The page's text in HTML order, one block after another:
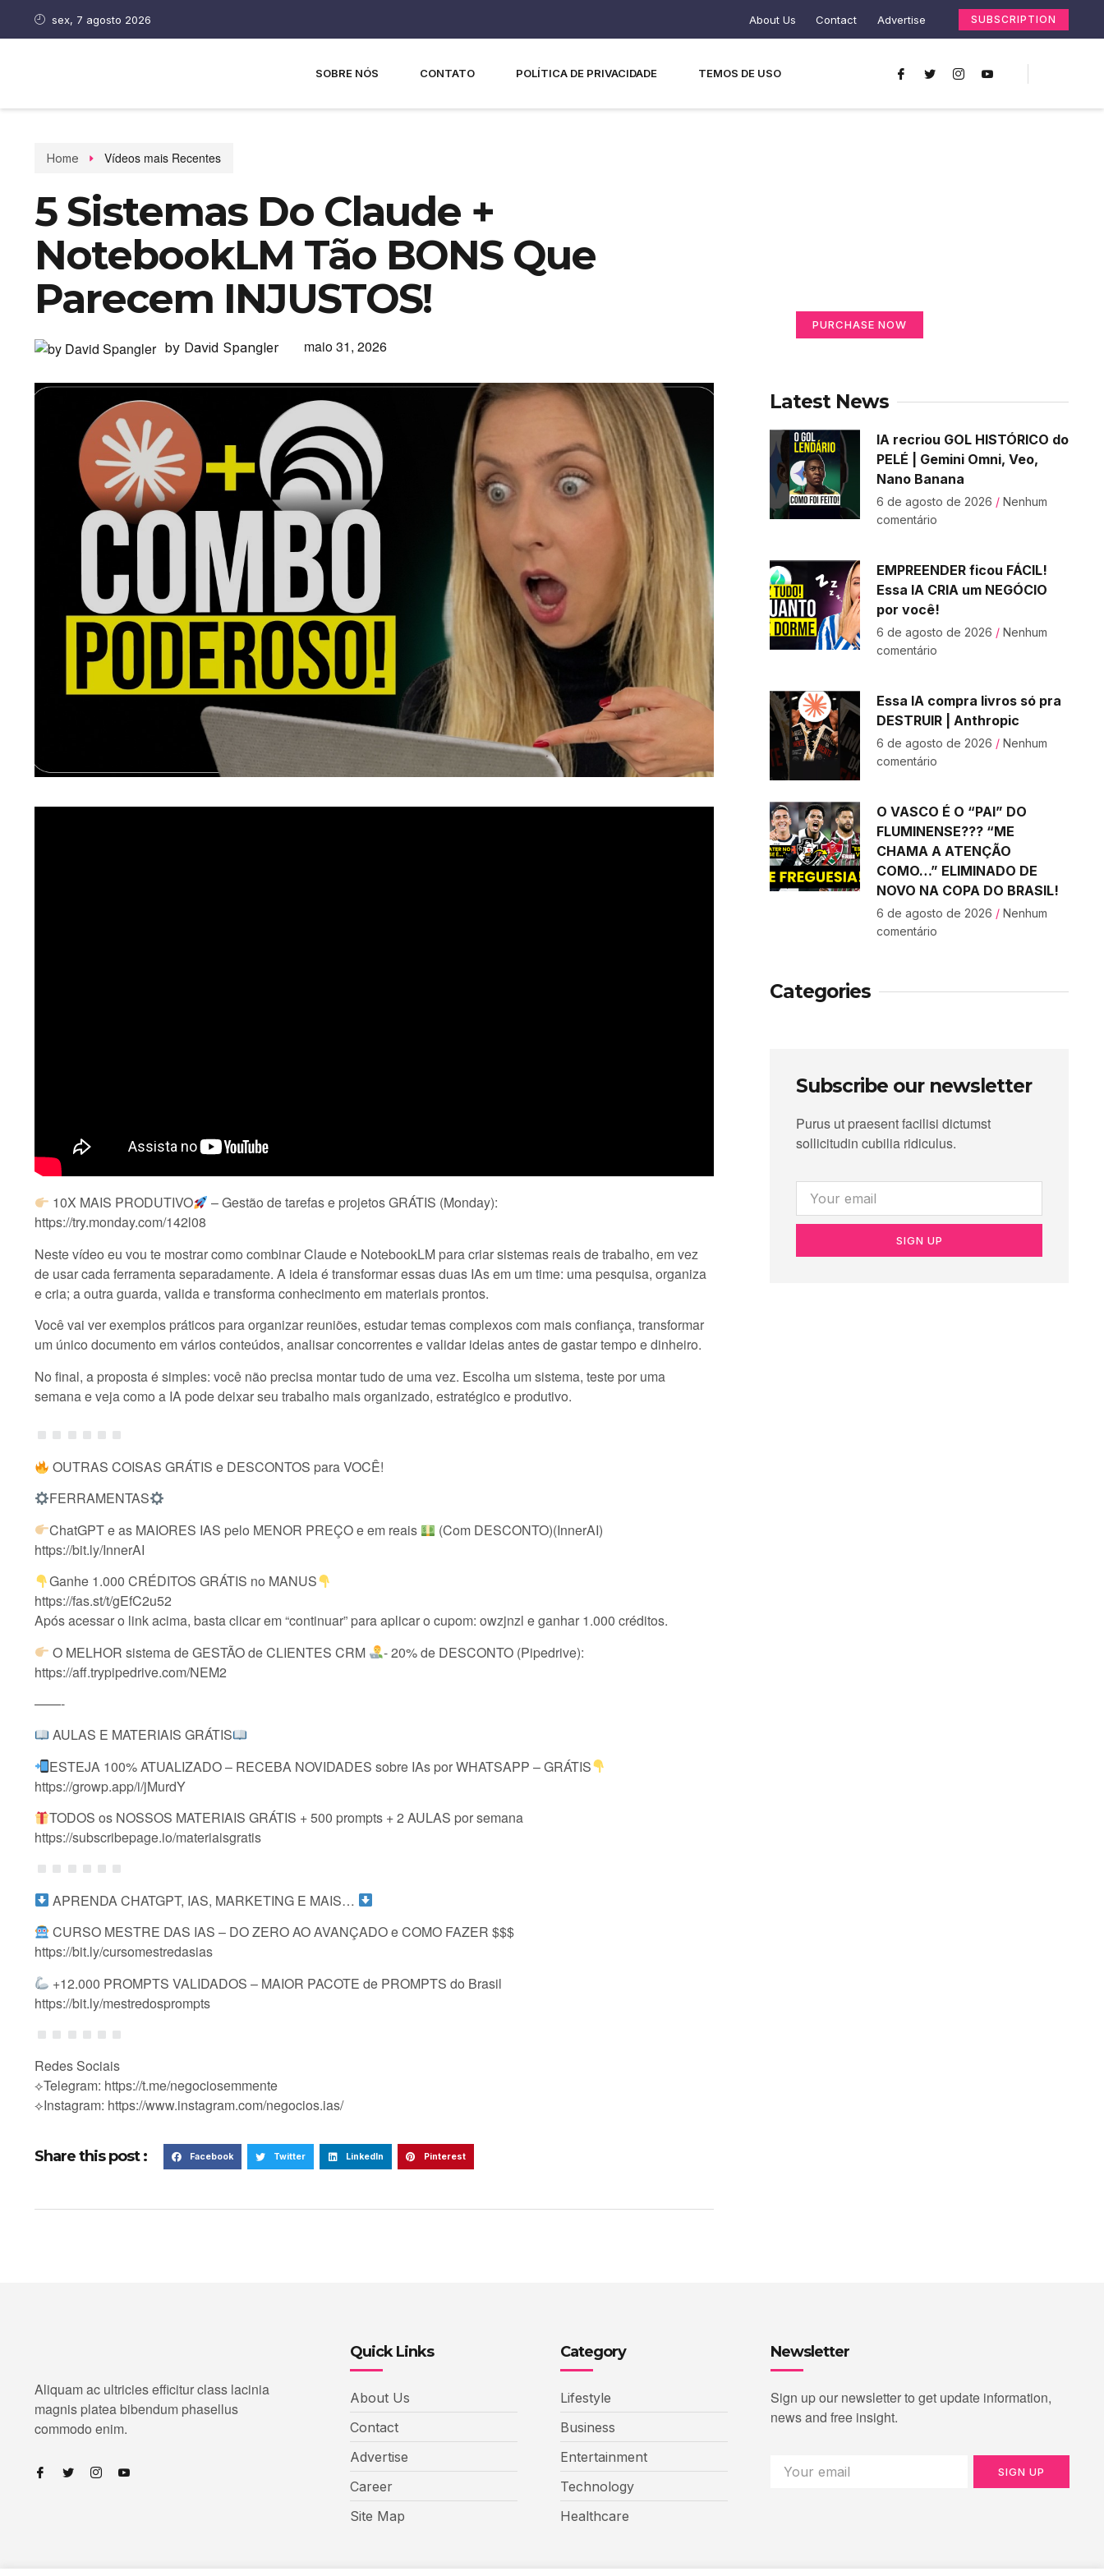
sex, 7 agosto 2026 About Us Contact Advertise SUBSCRIPTION
SOBRE NÓS CONTATO POLÍTICA DE PRIVACIDADE TEMOS DE USO
Home Vídeos mais Recentes
5 Sistemas Do Claude +
NotebookLM Tão BONS Que
Parecem INJUSTOS!
by David Spangler maio 31, 2026
10X MAIS PRODUTIVO
– Gestão de tarefas e projetos GRÁTIS (Monday):
https://try.monday.com/142l08
Neste vídeo eu vou te mostrar como combinar Claude e NotebookLM para criar sistemas reais de trabalho, em vez
de usar cada ferramenta separadamente. A ideia é transformar essas duas IAs em um time: uma pesquisa, organiza
e cria; a outra guarda, valida e transforma conhecimento em materiais prontos.
Você vai ver exemplos práticos para organizar reuniões, estudar temas complexos com mais confiança, transformar
um único documento em vários conteúdos, analisar concorrentes e validar ideias antes de gastar tempo e dinheiro.
No final, a proposta é simples: você não precisa montar tudo de uma vez. Escolha um sistema, teste por uma
semana e veja como a IA pode deixar seu trabalho mais organizado, estratégico e produtivo.
OUTRAS COISAS GRÁTIS e DESCONTOS para VOCÊ!
FERRAMENTAS
ChatGPT e as MAIORES IAS pelo MENOR PREÇO e em reais
(Com DESCONTO)(InnerAI)
https://bit.ly/InnerAI
Ganhe 1.000 CRÉDITOS GRÁTIS no MANUS
https://fas.st/t/gEfC2u52
Após acessar o link acima, basta clicar em “continuar” para aplicar o cupom: owzjnzl e ganhar 1.000 créditos.
O MELHOR sistema de GESTÃO de CLIENTES CRM
- 20% de DESCONTO (Pipedrive):
https://aff.trypipedrive.com/NEM2
——-
AULAS E MATERIAIS GRÁTIS
ESTEJA 100% ATUALIZADO – RECEBA NOVIDADES sobre IAs por WHATSAPP – GRÁTIS
https://growp.app/i/jMurdY
TODOS os NOSSOS MATERIAIS GRÁTIS + 500 prompts + 2 AULAS por semana
https://subscribepage.io/materiaisgratis
APRENDA CHATGPT, IAS, MARKETING E MAIS…
CURSO MESTRE DAS IAS – DO ZERO AO AVANÇADO e COMO FAZER $$$
https://bit.ly/cursomestredasias
+12.000 PROMPTS VALIDADOS – MAIOR PACOTE de PROMPTS do Brasil
https://bit.ly/mestredosprompts
Redes Sociais
⟡Telegram: https://t.me/negociosemmente
⟡Instagram: https://www.instagram.com/negocios.ias/
Share this post : Facebook Twitter LinkedIn Pinterest
PURCHASE NOW
Latest News
IA recriou GOL HISTÓRICO do
PELÉ | Gemini Omni, Veo,
Nano Banana
6 de agosto de 2026 Nenhum
comentário
EMPREENDER ficou FÁCIL!
Essa IA CRIA um NEGÓCIO
por você!
6 de agosto de 2026 Nenhum
comentário
Essa IA compra livros só pra
DESTRUIR | Anthropic
6 de agosto de 2026 Nenhum
comentário
O VASCO É O “PAI” DO
FLUMINENSE??? “ME
CHAMA A ATENÇÃO
COMO…” ELIMINADO DE
NOVO NA COPA DO BRASIL!
6 de agosto de 2026 Nenhum
comentário
Categories
Subscribe our newsletter
Purus ut praesent facilisi dictumst
sollicitudin cubilia ridiculus.
SIGN UP
Aliquam ac ultricies efficitur class lacinia
magnis platea bibendum phasellus
commodo enim.
Quick Links
About Us
Contact
Advertise
Career
Site Map
Category
Lifestyle
Business
Entertainment
Technology
Healthcare
Newsletter
Sign up our newsletter to get update information,
news and free insight.
SIGN UP